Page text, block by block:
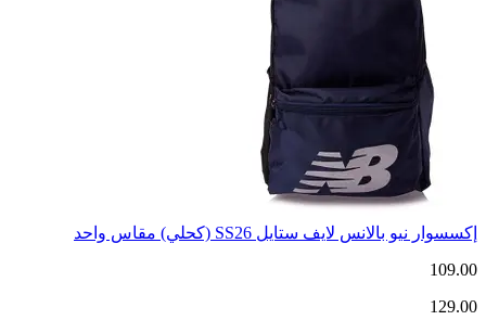
إكسسوار نيو بالانس لايف ستايل SS26 (كحلي) مقاس واحد
109.00
129.00